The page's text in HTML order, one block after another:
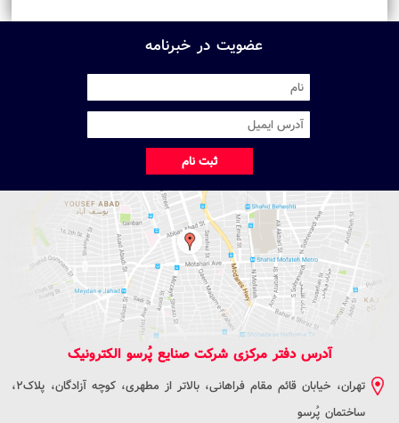
عضویت در خبرنامه
ثبت نام
آدرس دفتر مرکزی شرکت صنایع پُرسو الکترونیک
تهران، خیابان قائم مقام فراهانی، بالاتر از مطهری، کوچه آزادگان، پلاک2،
ساختمان پُرسو